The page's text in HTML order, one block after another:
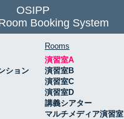
OSIPP
Booking System
ション
Rooms
演習室A
演習室B
演習室C
演習室D
講義シアター
マルチメディア演習室